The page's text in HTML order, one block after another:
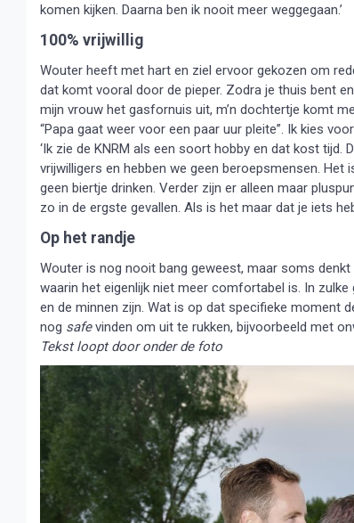
komen kijken. Daarna ben ik nooit meer weggegaan.’
100% vrijwillig
Wouter heeft met hart en ziel ervoor gekozen om
dat komt vooral door de pieper. Zodra je thuis bent
mijn vrouw het gasfornuis uit, m’n dochtertje komt
“Papa gaat weer voor een paar uur pleite”. Ik kies
‘Ik zie de KNRM als een soort hobby en dat kost
vrijwilligers en hebben we geen beroepsmensen. Het
geen biertje drinken. Verder zijn er alleen maar
zo in de ergste gevallen. Als is het maar dat je iets
Op het randje
Wouter is nog nooit bang geweest, maar soms
waarin het eigenlijk niet meer comfortabel is. In
en de minnen zijn. Wat is op dat specifieke moment
nog safevinden om uit te rukken, bijvoorbeeld met
Tekst loopt door onder de foto